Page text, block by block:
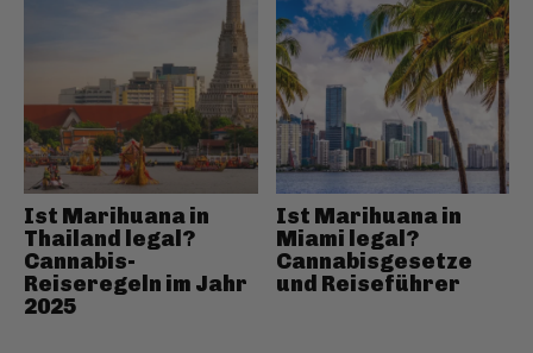
Ist Marihuana in
Thailand legal?
Cannabis-
Reiseregeln im Jahr
2025
Ist Marihuana in
Miami legal?
Cannabisgesetze
und Reiseführer